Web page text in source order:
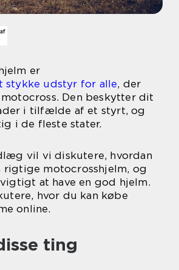
er
udstyr for alle, der
Den beskytter dit
i tilfælde af et styrt, og
i de fleste stater.
vil vi diskutere, hvordan
motocrosshjelm, og
at have en god hjelm.
hvor du kan købe
online.
ting